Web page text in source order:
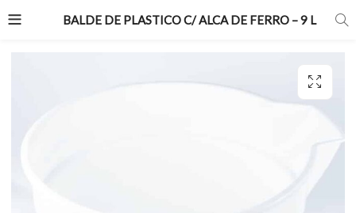
BALDE DE PLASTICO C/ ALCA DE FERRO – 9 L